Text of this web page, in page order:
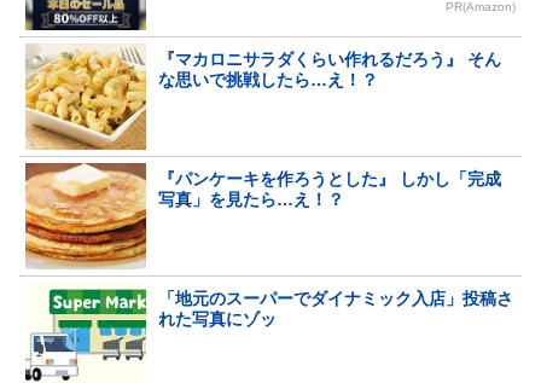
PR(Amazon)
『マカロニサラダくらい作れるだろう』 そん
な思いで挑戦したら…え！？
『パンケーキを作ろうとした』 しかし「完成
写真」を見たら…え！？
「地元のスーパーでダイナミック入店」投稿さ
れた写真にゾッ